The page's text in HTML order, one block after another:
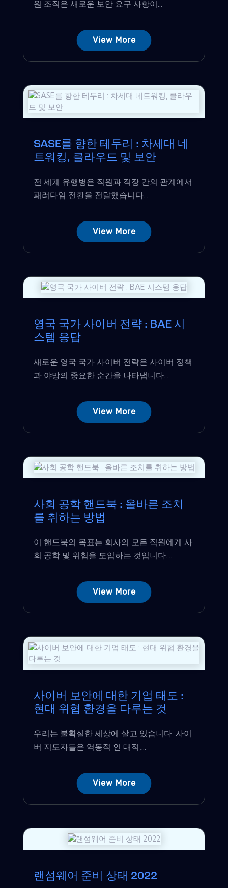
원 조직은 새로운 보안 요구 사항이...
View More
SASE를 향한 테두리 : 차세대 네
트워킹, 클라우드 및 보안
전 세계 유행병은 직원과 직장 간의 관계에서
패러다임 전환을 전달했습니다....
View More
영국 국가 사이버 전략 : BAE 시
스템 응답
새로운 영국 국가 사이버 전략은 사이버 정책
과 야망의 중요한 순간을 나타냅니다....
View More
사회 공학 핸드북 : 올바른 조치
를 취하는 방법
이 핸드북의 목표는 회사의 모든 직원에게 사
회 공학 및 위험을 도입하는 것입니다....
View More
사이버 보안에 대한 기업 태도 :
현대 위협 환경을 다루는 것
우리는 불확실한 세상에 살고 있습니다. 사이
버 지도자들은 역동적 인 대적,...
View More
랜섬웨어 준비 상태 2022